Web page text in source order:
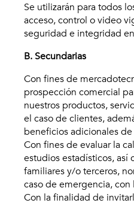
Se utilizarán para todos
acceso, control o video
seguridad e integridad
B. Secundarias
Con fines de
prospección comercial
nuestros productos,
el caso de clientes,
beneficios adicionales de
Con fines de evaluar la
estudios estadísticos, así
familiares y/o terceros,
caso de emergencia,
Con la finalidad de